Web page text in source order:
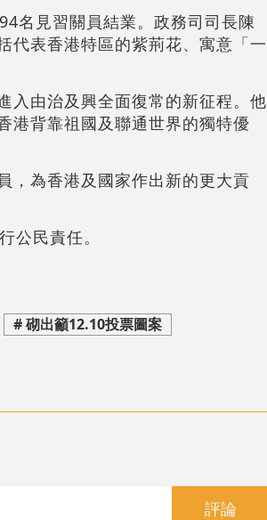
名見習關員結業。政務司司長陳
代表香港特區的紫荊花、寓意「一
入由治及興全面復常的新征程。他
港背靠祖國及聯通世界的獨特優
，為香港及國家作出新的更大貢
公民責任。
# 砌出籲12.10投票圖案
評論